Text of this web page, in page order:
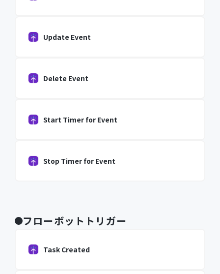
Update Event
Delete Event
Start Timer for Event
Stop Timer for Event
フローボットトリガー
Task Created